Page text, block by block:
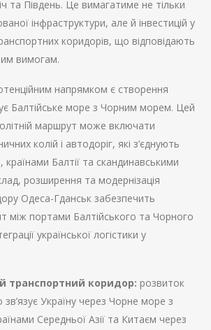
та Південь. Це вимагатиме не тільки
інфраструктури, але й інвестицій у
коридорів, що відповідають
вимогам.
напрямком є створення
Балтійське море з Чорним морем. Цей
маршрут може включати
колій і автодоріг, які з’єднують
Балтії та скандинавськими
розширення та модернізація
Одеса-Гданськ забезпечить
між портами Балтійського та Чорного
української логістики у
транспортний коридор: розвиток
Україну через Чорне море з
Середньої Азії та Китаєм через